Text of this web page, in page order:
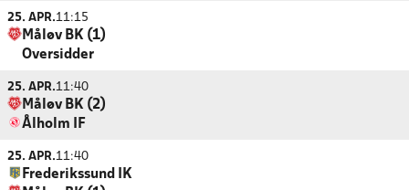
25. APR.11:15
Måløv BK (1)
Oversidder
25. APR.11:40
Måløv BK (2)
Ålholm IF
25. APR.11:40
Frederikssund IK